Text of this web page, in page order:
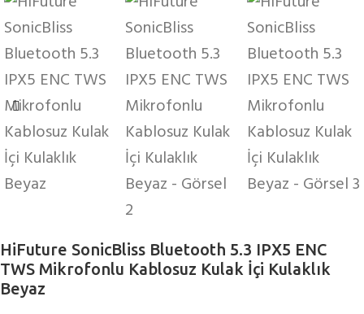
HiFuture SonicBliss Bluetooth 5.3 IPX5 ENC
TWS Mikrofonlu Kablosuz Kulak İçi Kulaklık
Beyaz